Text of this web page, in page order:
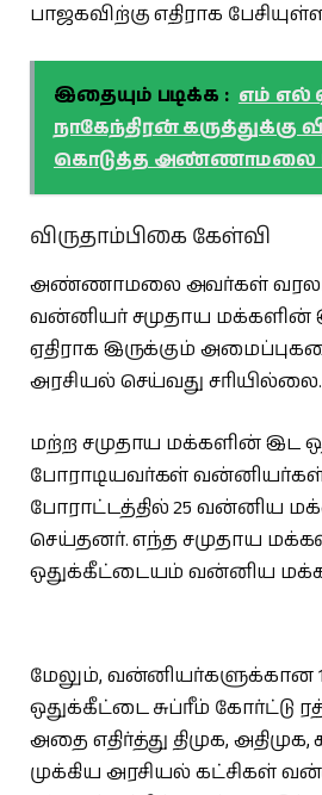
பாஜகவிற்கு எதிராக
இதையும் படிக்க : எம் எல்
நாகேந்திரன் கருத்துக்கு
கொடுத்த அண்ணாமலை !
விருதாம்பிகை கேள்வி
அண்ணாமலை அவர்கள்
வன்னியர் சமுதாய மக்களின்
ஏதிராக இருக்கும்
அரசியல் செய்வது சரியில்லை.
மற்ற சமுதாய மக்களின் இட
போராடியவர்கள்
போராட்டத்தில் 25 வன்னிய
செய்தனர். எந்த சமுதாய
ஒதுக்கீட்டையம் வன்னிய
மேலும், வன்னியர்களுக்கான
ஒதுக்கீட்டை சுப்ரீம் கோர்ட்டு
அதை எதிர்த்து திமுக,
முக்கிய அரசியல் கட்சிகள்